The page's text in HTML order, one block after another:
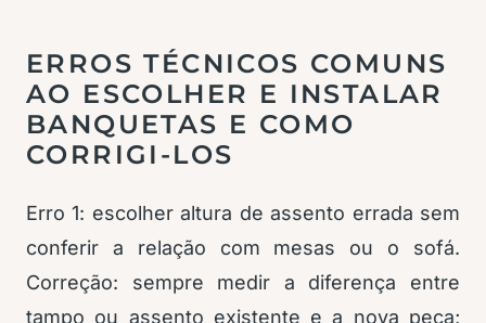
ERROS TÉCNICOS COMUNS
AO ESCOLHER E INSTALAR
BANQUETAS E COMO
CORRIGI-LOS
Erro 1: escolher altura de assento errada sem
conferir a relação com mesas ou o sofá.
Correção: sempre medir a diferença entre
tampo ou assento existente e a nova peça;